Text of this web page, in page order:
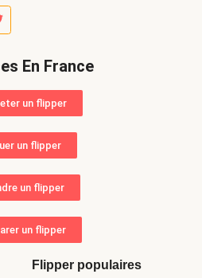
En France
un flipper
un flipper
un flipper
un flipper
Flipper populaires